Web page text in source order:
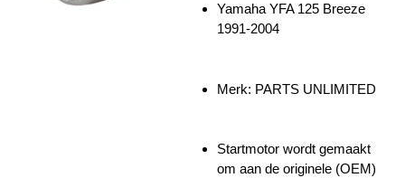
Yamaha YFA 125 Breeze
1991-2004
Merk: PARTS UNLIMITED
Startmotor wordt gemaakt
om aan de originele (OEM)